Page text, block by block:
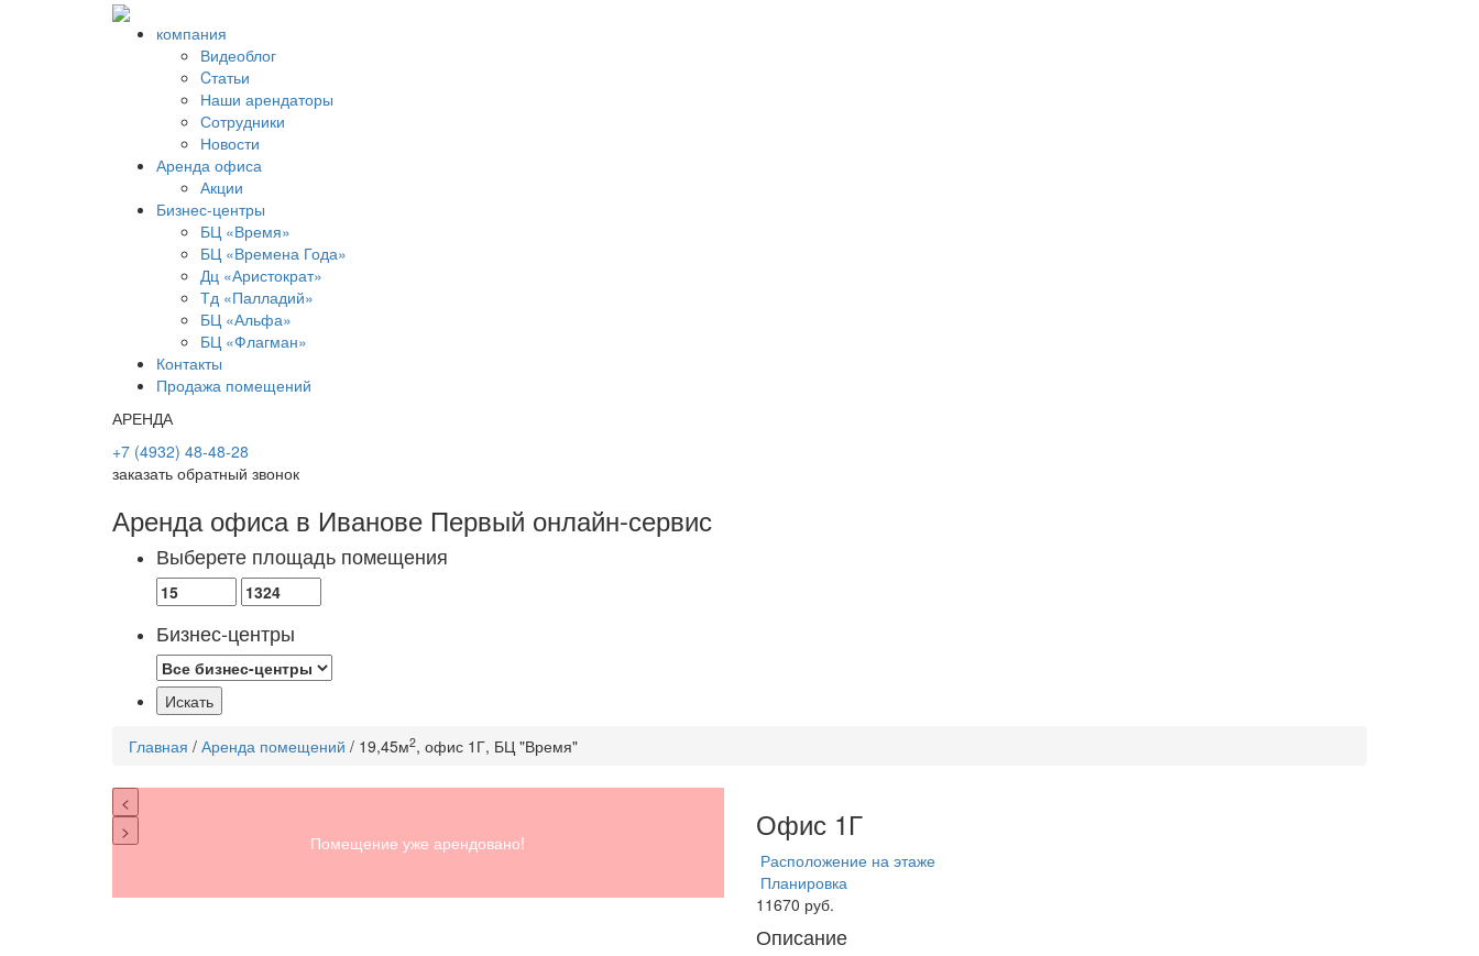
компания
Видеоблог
Cтатьи
Наши арендаторы
Сотрудники
Новости
Аренда офиса
Акции
Бизнес-центры
БЦ «Время»
БЦ «Времена Года»
Дц «Аристократ»
Тд «Палладий»
БЦ «Альфа»
БЦ «Флагман»
Контакты
Продажа помещений
АРЕНДА
+7 (4932) 48-48-28
заказать обратный звонок
Аренда офиса в Иванове Первый онлайн-сервис
Выберете площадь помещения
Бизнес-центры
Главная / Аренда помещений / 19,45м2, офис 1Г, БЦ "Время"
Помещение уже арендовано!
<
>
Офис 1Г
Расположение на этаже
Планировка
11670 руб.
Описание